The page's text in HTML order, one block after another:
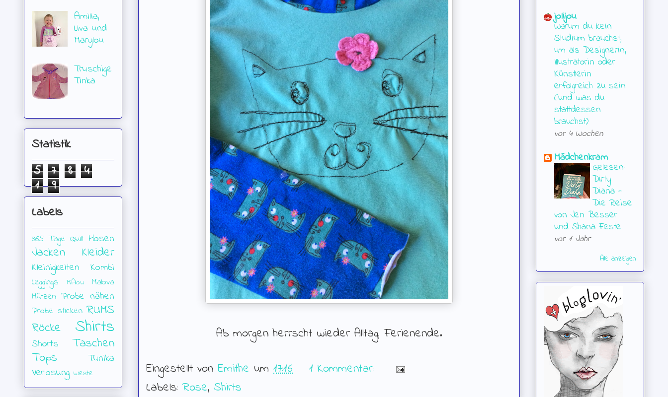
Ab morgen herrscht wieder Alltag, Ferienende.
Eingestellt von Emithe um 17:16
1 Kommentar:
Labels: Rose, Shirts
Amilia,
Liva und
Marylou
Truschige
Tinka
Statistik
5 7 8
4
1
9
Labels
365 Tage Quilt Hosen
Jacken Kleider
Kleinigkeiten Kombi
Leggings MAlou
Malova
Mützen Probe nähen
Probe sticken RUMS
Röcke
Shirts
Shorts
Taschen
Tops
Tunika
Verlosung Weste
jolijou
Warum du kein
Studium brauchst,
um als Designerin,
Illustratorin oder
Künstlerin
erfolgreich zu sein
(und was du
stattdessen
brauchst)
vor 4 Wochen
Mädchenkram
Gelesen:
Dirty
Diana -
Die Reise
von Jen Besser
und Shana Feste
vor 1 Jahr
Alle anzeigen